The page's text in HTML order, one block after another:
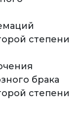
степени
брака
степени